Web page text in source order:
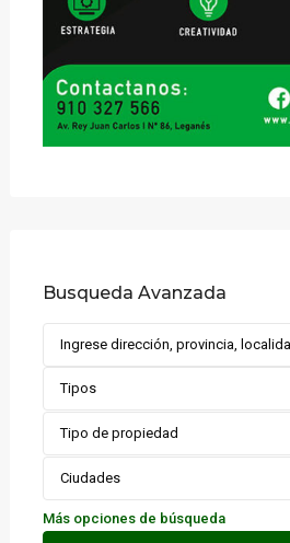
Busqueda Avanzada
Tipos
Tipo de propiedad
Ciudades
Más opciones de búsqueda